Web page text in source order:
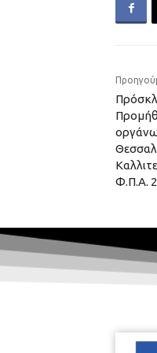
Φ.Π.Α.